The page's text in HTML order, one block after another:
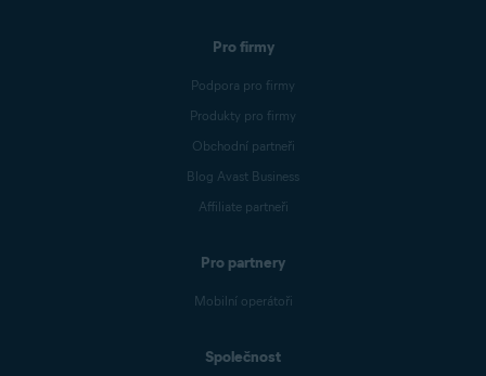
Pro firmy
Podpora pro firmy
Produkty pro firmy
Obchodní partneři
Blog Avast Business
Affiliate partneři
Pro partnery
Mobilní operátoři
Společnost